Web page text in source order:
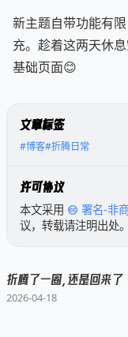
新主题自带功能有
充。趁着这两天休
基础页面😊
文章标签
#博客#折腾日常
许可协议
本文采用 署名-非
议，转载请注明出处。
折腾了一圈，还是回来了
2026-04-18